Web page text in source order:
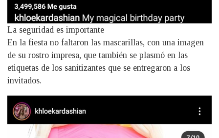
La seguridad es importante
En la fiesta no faltaron las mascarillas, con una imagen
de su rostro impresa, que también se plasmó en las
etiquetas de los sanitizantes que se entregaron a los
invitados.